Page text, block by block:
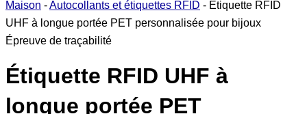
Maison -Autocollants et étiquettes RFID - Étiquette RFID
UHF à longue portée PET personnalisée pour bijoux
Épreuve de traçabilité
Étiquette RFID UHF à
longue portée PET